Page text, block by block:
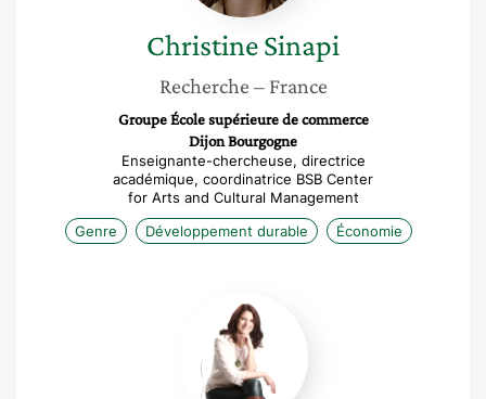
ChristineSinapi
Recherche – France
Groupe École supérieure de commerce
Dijon Bourgogne
Enseignante-chercheuse, directrice
académique, coordinatrice BSB Center
for Arts and Cultural Management
Genre
Développement durable Économie
Cécile
Galoselva